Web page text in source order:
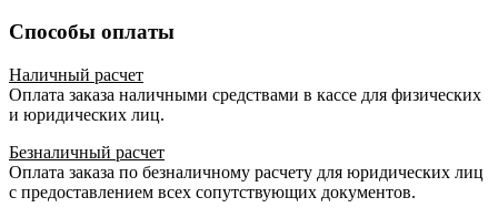
Способы оплаты
Наличный расчет
Оплата заказа наличными средствами в кассе для физических
и юридических лиц.
Безналичный расчет
Оплата заказа по безналичному расчету для юридических лиц
с предоставлением всех сопутствующих документов.